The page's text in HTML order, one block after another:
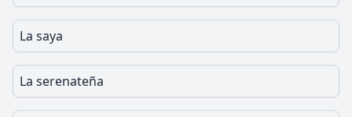
La saya
La serenateña